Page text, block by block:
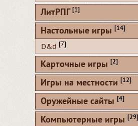
ЛитРПГ [1]
Настольные игры [14]
D&d [7]
Карточные игры [2]
Игры на местности [12]
Оружейные сайты [4]
Компьютерные игры [29]